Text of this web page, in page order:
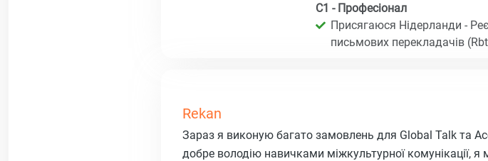
C1 - Професіонал
Присягаюся Нідерланди -
письмових перекладачів
Rekan
Зараз я виконую багато замовлень для Global Talk та
добре володію навичками міжкультурної комунікації,